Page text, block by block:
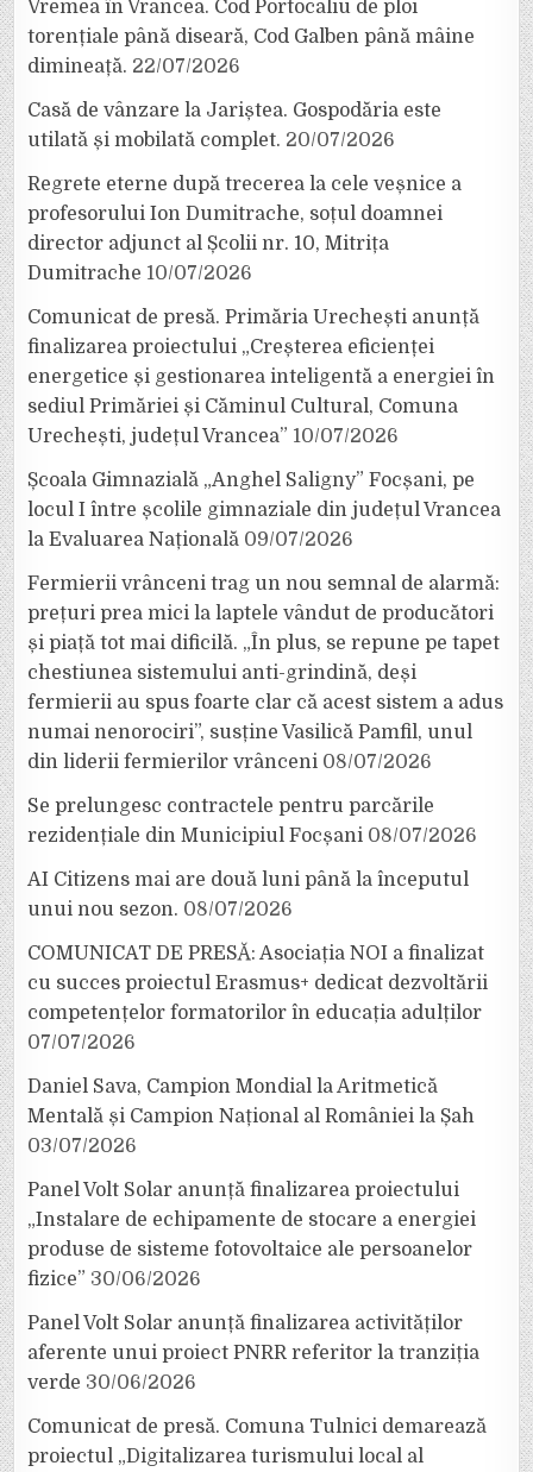
Vremea în Vrancea. Cod Portocaliu de ploi
torențiale până diseară, Cod Galben până mâine
dimineață. 22/07/2026
Casă de vânzare la Jariștea. Gospodăria este
utilată și mobilată complet. 20/07/2026
Regrete eterne după trecerea la cele veșnice a
profesorului Ion Dumitrache, soțul doamnei
director adjunct al Școlii nr. 10, Mitrița
Dumitrache 10/07/2026
Comunicat de presă. Primăria Urechești anunță
finalizarea proiectului „Creșterea eficienței
energetice și gestionarea inteligentă a energiei în
sediul Primăriei și Căminul Cultural, Comuna
Urechești, județul Vrancea” 10/07/2026
Școala Gimnazială „Anghel Saligny” Focșani, pe
locul I între școlile gimnaziale din județul Vrancea
la Evaluarea Națională 09/07/2026
Fermierii vrânceni trag un nou semnal de alarmă:
prețuri prea mici la laptele vândut de producători
și piață tot mai dificilă. „În plus, se repune pe tapet
chestiunea sistemului anti-grindină, deși
fermierii au spus foarte clar că acest sistem a adus
numai nenorociri”, susține Vasilică Pamfil, unul
din liderii fermierilor vrânceni 08/07/2026
Se prelungesc contractele pentru parcările
rezidențiale din Municipiul Focșani 08/07/2026
AI Citizens mai are două luni până la începutul
unui nou sezon. 08/07/2026
COMUNICAT DE PRESĂ: Asociația NOI a finalizat
cu succes proiectul Erasmus+ dedicat dezvoltării
competențelor formatorilor în educația adulților
07/07/2026
Daniel Sava, Campion Mondial la Aritmetică
Mentală și Campion Național al României la Șah
03/07/2026
Panel Volt Solar anunță finalizarea proiectului
„Instalare de echipamente de stocare a energiei
produse de sisteme fotovoltaice ale persoanelor
fizice” 30/06/2026
Panel Volt Solar anunță finalizarea activităților
aferente unui proiect PNRR referitor la tranziția
verde 30/06/2026
Comunicat de presă. Comuna Tulnici demarează
proiectul „Digitalizarea turismului local al